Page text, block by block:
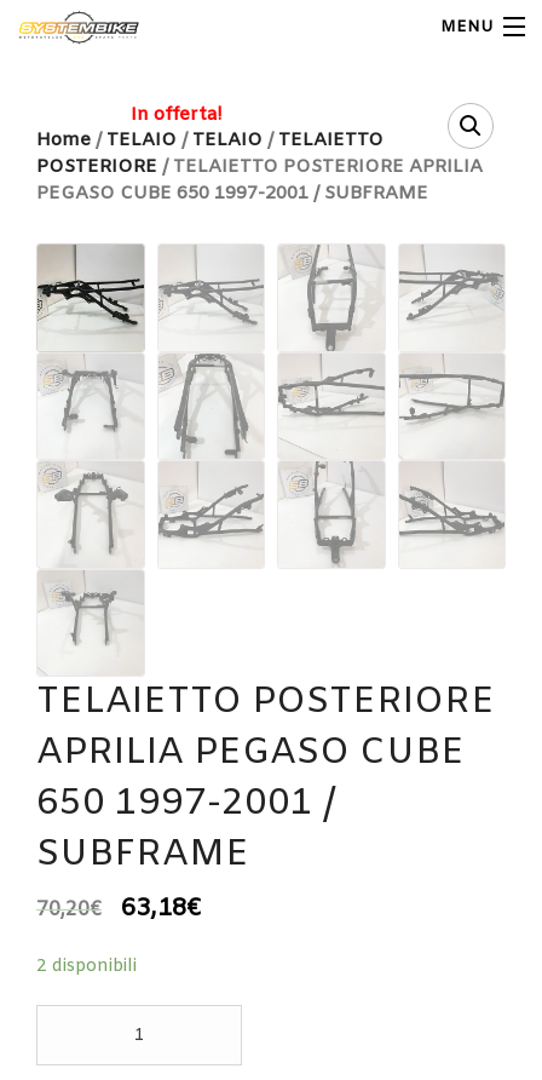
MENU
Home
Shop Ricambi
Note Generali
Carrello
Home / TELAIO / TELAIO / TELAIETTO
POSTERIORE / TELAIETTO POSTERIORE APRILIA
PEGASO CUBE 650 1997-2001 / SUBFRAME
In offerta!
TELAIETTO POSTERIORE
APRILIA PEGASO CUBE
650 1997-2001 /
SUBFRAME
70,20€ 63,18€
2 disponibili
POSTERIORE
APRILIA